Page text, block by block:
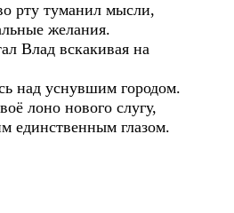
рту туманил мысли,
желания.
Влад вскакивая на
над уснувшим городом.
лоно нового слугу,
единственным глазом.